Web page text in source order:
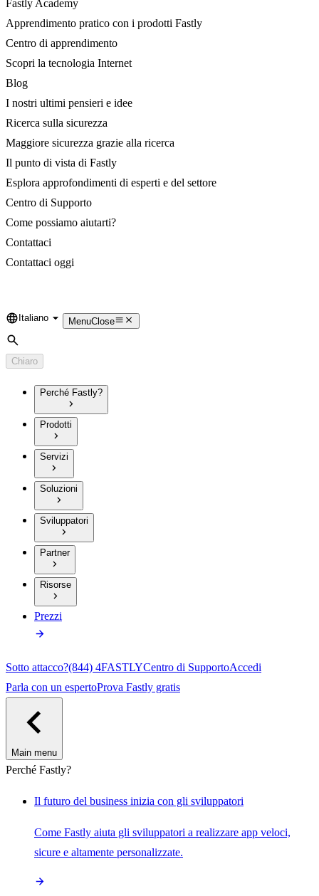
Fastly Academy
Apprendimento pratico con i prodotti Fastly
Centro di apprendimento
Scopri la tecnologia Internet
Blog
I nostri ultimi pensieri e idee
Ricerca sulla sicurezza
Maggiore sicurezza grazie alla ricerca
Il punto di vista di Fastly
Esplora approfondimenti di esperti e del settore
Centro di Supporto
Come possiamo aiutarti?
Contattaci
Contattaci oggi
Language
Italiano MenuClose
Cerca
Chiaro
Perché Fastly?
Prodotti
Servizi
Soluzioni
Sviluppatori
Partner
Risorse
Prezzi
Sotto attacco?(844) 4FASTLYCentro di SupportoAccedi
Parla con un espertoProva Fastly gratis
Main menu
Perché Fastly?
Il futuro del business inizia con gli sviluppatori
Come Fastly aiuta gli sviluppatori a realizzare app veloci,
sicure e altamente personalizzate.